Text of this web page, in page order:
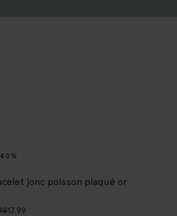
jonc poisson plaqué or
17.99